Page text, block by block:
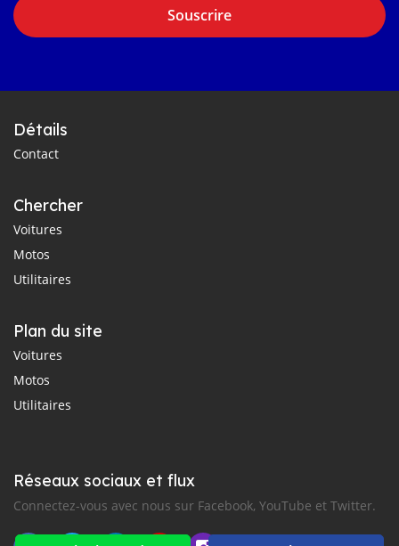
Souscrire
Détails
Contact
Chercher
Voitures
Motos
Utilitaires
Plan du site
Voitures
Motos
Utilitaires
Réseaux sociaux et flux
Connectez-vous avec nous sur Facebook, YouTube et Twitter.